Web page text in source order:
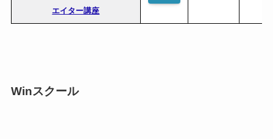
エイター講座
Winスクール